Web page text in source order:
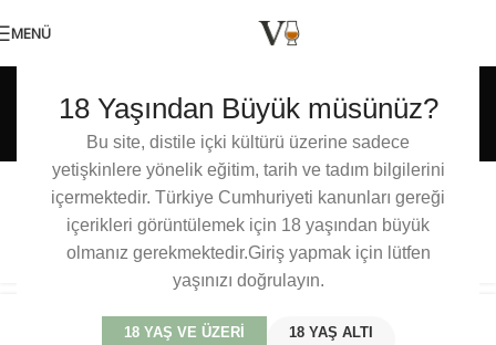
18 Yaşından Büyük müsünüz?
Bu site, distile içki kültürü üzerine sadece
yetişkinlere yönelik eğitim, tarih ve tadım bilgilerini
içermektedir. Türkiye Cumhuriyeti kanunları gereği
içerikleri görüntülemek için 18 yaşından büyük
olmanız gerekmektedir.Giriş yapmak için lütfen
yaşınızı doğrulayın.
18 YAŞ VE ÜZERI 18 YAŞ ALTI
MENÜ
Etiket arşivleri:
Glenglassaugh
Glenglassaugh Portföyü Genişliyor:
Glenglassaugh 15
Glenglassaugh Core Range